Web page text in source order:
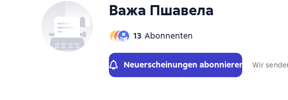
Важа Пшавела
13 Abonnenten
Neuerscheinungen abonnieren Wir